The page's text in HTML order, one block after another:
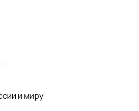
и миру